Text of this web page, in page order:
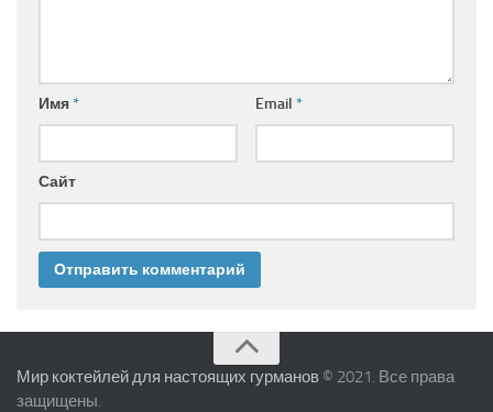
Имя* Email *
Сайт
Мир коктейлей для настоящих гурманов © 2021. Все права
защищены.